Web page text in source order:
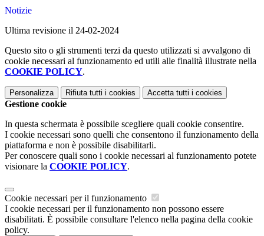
Notizie
Ultima revisione il 24-02-2024
Questo sito o gli strumenti terzi da questo utilizzati si avvalgono di
cookie necessari al funzionamento ed utili alle finalità illustrate nella
COOKIE POLICY.
Personalizza Rifiuta tutti i cookies Accetta tutti i cookies
Gestione cookie
In questa schermata è possibile scegliere quali cookie consentire.
I cookie necessari sono quelli che consentono il funzionamento della
piattaforma e non è possibile disabilitarli.
Per conoscere quali sono i cookie necessari al funzionamento potete
visionare la COOKIE POLICY.
Cookie necessari per il funzionamento
I cookie necessari per il funzionamento non possono essere
disabilitati. È possibile consultare l'elenco nella pagina della cookie
policy.